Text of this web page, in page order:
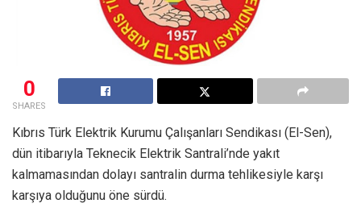
0
SHARES
Kıbrıs Türk Elektrik Kurumu Çalışanları Sendikası (El-Sen),
dün itibarıyla Teknecik Elektrik Santrali’nde yakıt
kalmamasından dolayı santralin durma tehlikesiyle karşı
karşıya olduğunu öne sürdü.